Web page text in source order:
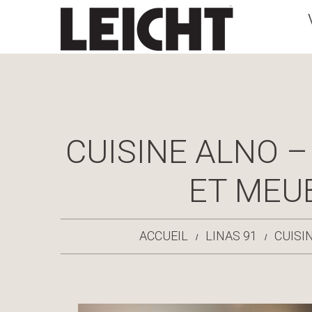
CUISINE ALNO
ET
ACCUEIL LINAS 91